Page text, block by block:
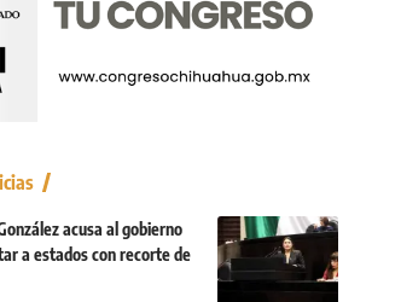
acusa al gobierno
a estados con recorte de